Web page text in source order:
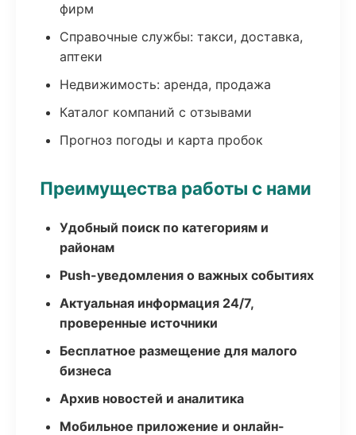
фирм
Справочные службы: такси, доставка,
аптеки
Недвижимость: аренда, продажа
Каталог компаний с отзывами
Прогноз погоды и карта пробок
Преимущества работы с нами
Удобный поиск по категориям и
районам
Push-уведомления о важных событиях
Актуальная информация 24/7,
проверенные источники
Бесплатное размещение для малого
бизнеса
Архив новостей и аналитика
Мобильное приложение и онлайн-